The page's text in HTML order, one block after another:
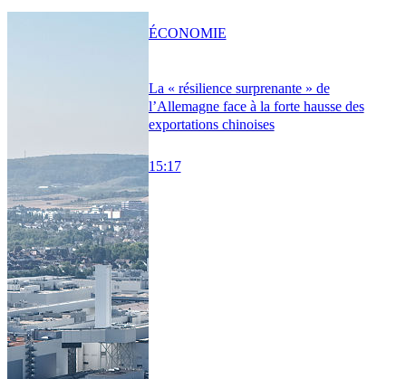
La « résilience surprenante » de
l’Allemagne face à la forte hausse des
exportations chinoises
15:17
ÉCONOMIE